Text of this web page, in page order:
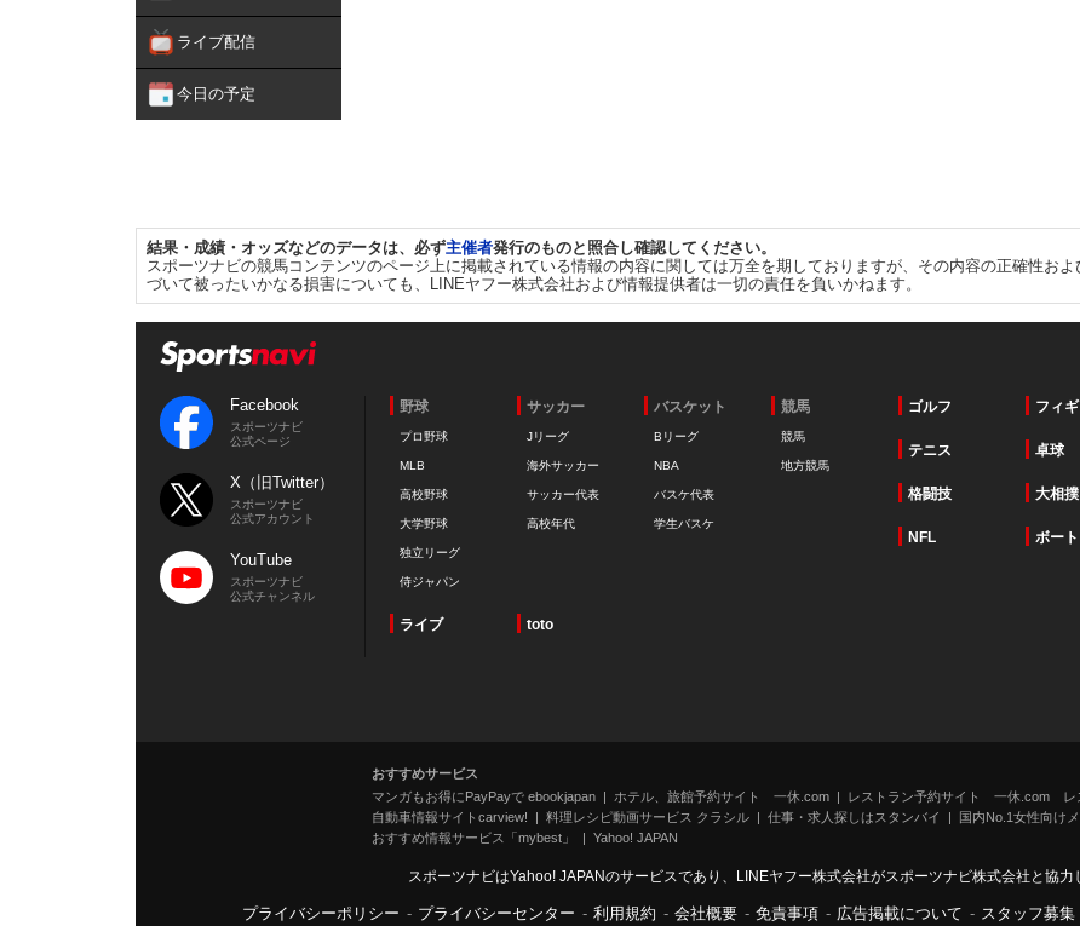
ライブ配信
今日の予定
結果・成績・オッズなどのデータは、必ず主催者発行のものと照合し確認してください。
スポーツナビの競馬コンテンツのページ上に掲載されている情報の内容に関しては万全を期しておりますが、その内容の正確性お
づいて被ったいかなる損害についても、LINEヤフー株式会社および情報提供者は一切の責任を負いかねます。
Facebook
スポーツナビ
公式ページ
X（旧Twitter）
スポーツナビ
公式アカウント
YouTube
スポーツナビ
公式チャンネル
野球
プロ野球
MLB
高校野球
大学野球
独立リーグ
侍ジャパン
サッカー
Jリーグ
海外サッカー
サッカー代表
高校年代
バスケット
Bリーグ
NBA
バスケ代表
学生バスケ
競馬
競馬
地方競馬
ゴルフ フィ
テニス 卓球
格闘技 大相撲
NFL ボー
ライブ toto
おすすめサービス
マンガもお得にPayPayで ebookjapan
ホテル、旅館予約サイト 一休.com
レストラン予約サイト 一休.com レ
自動車情報サイトcarview!
料理レシピ動画サービス クラシル 仕事・求人探しはスタンバイ
国内No.1女性向け
おすすめ情報サービス「mybest」
Yahoo! JAPAN
スポーツナビはYahoo! JAPANのサービスであり、LINEヤフー株式会社がスポーツナビ株式会社と協力
プライバシーポリシー - プライバシーセンター - 利用規約 - 会社概要 - 免責事項 - 広告掲載について - スタッフ募集